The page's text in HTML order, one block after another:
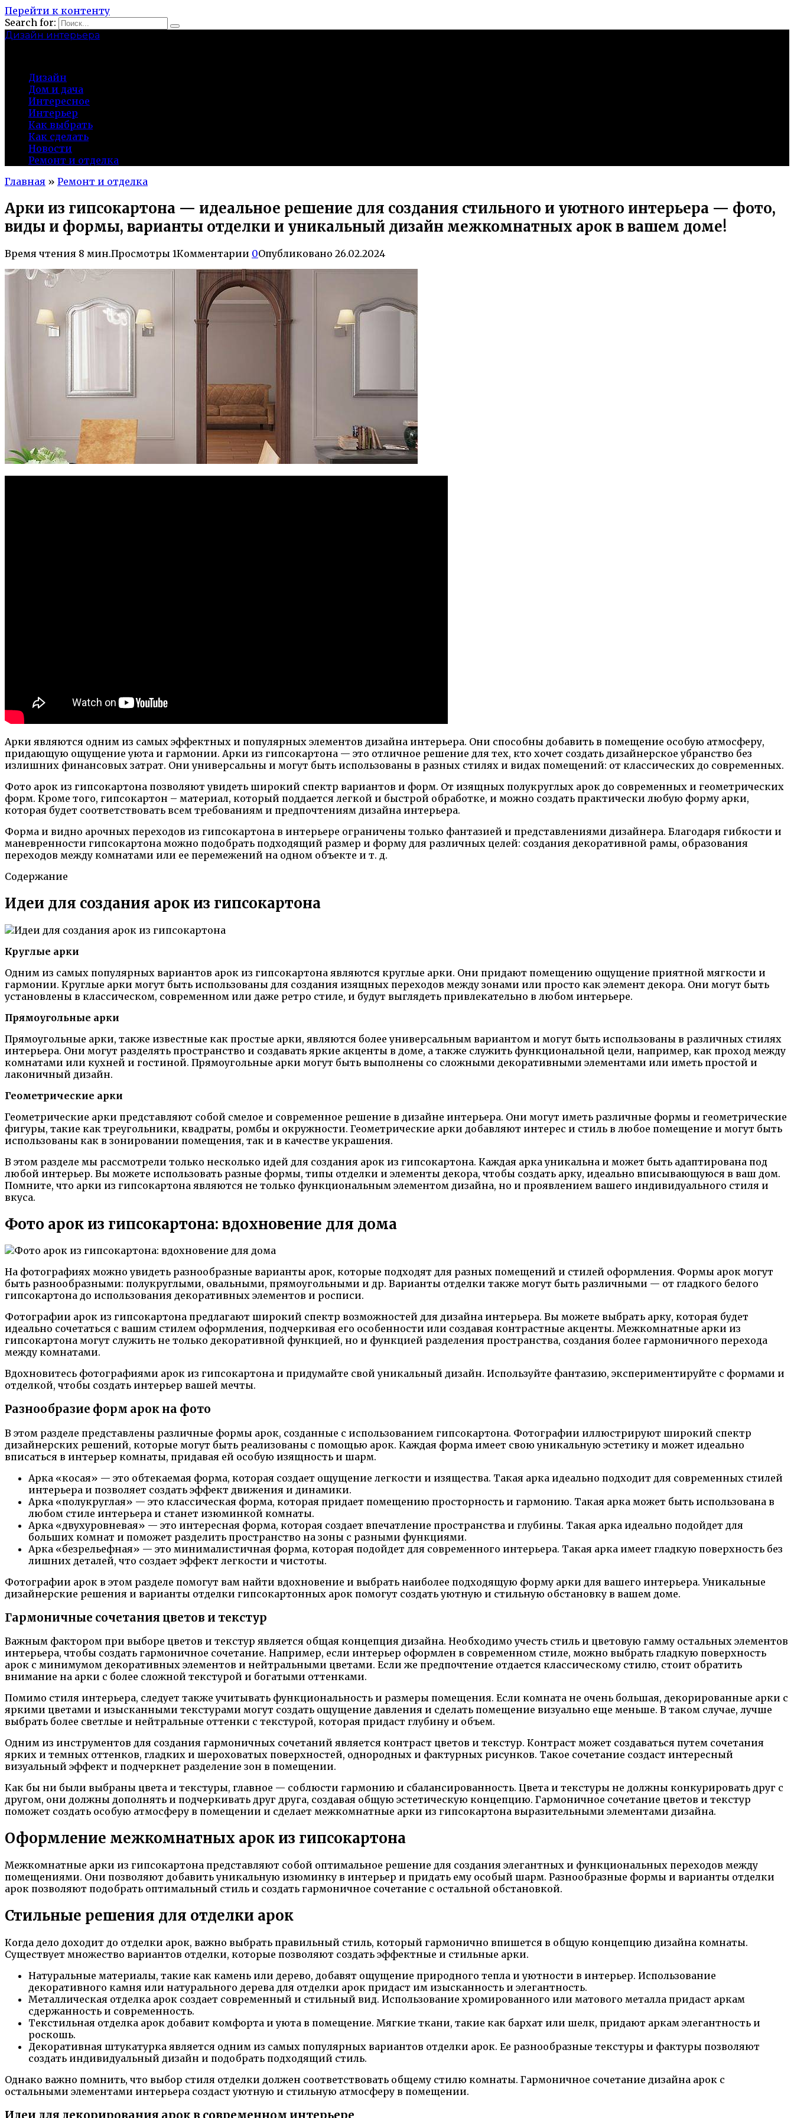
Перейти к контенту
Search for:
Дизайн интерьера
Дизайн
Дом и дача
Интересное
Интерьер
Как выбрать
Как сделать
Новости
Ремонт и отделка
Главная » Ремонт и отделка
Арки из гипсокартона — идеальное решение для создания стильного и уютного интерьера — фото,
виды и формы, варианты отделки и уникальный дизайн межкомнатных арок в вашем доме!
Время чтения 8 мин.Просмотры 1Комментарии 0Опубликовано 26.02.2024
Арки являются одним из самых эффектных и популярных элементов дизайна интерьера. Они способны добавить в помещение особую атмосферу,
придающую ощущение уюта и гармонии. Арки из гипсокартона — это отличное решение для тех, кто хочет создать дизайнерское убранство без
излишних финансовых затрат. Они универсальны и могут быть использованы в разных стилях и видах помещений: от классических до современных.
Фото арок из гипсокартона позволяют увидеть широкий спектр вариантов и форм. От изящных полукруглых арок до современных и геометрических
форм. Кроме того, гипсокартон – материал, который поддается легкой и быстрой обработке, и можно создать практически любую форму арки,
которая будет соответствовать всем требованиям и предпочтениям дизайна интерьера.
Форма и видно арочных переходов из гипсокартона в интерьере ограничены только фантазией и представлениями дизайнера. Благодаря гибкости и
маневренности гипсокартона можно подобрать подходящий размер и форму для различных целей: создания декоративной рамы, образования
переходов между комнатами или ее перемежений на одном объекте и т. д.
Содержание
Идеи для создания арок из гипсокартона
Круглые арки
Одним из самых популярных вариантов арок из гипсокартона являются круглые арки. Они придают помещению ощущение приятной мягкости и
гармонии. Круглые арки могут быть использованы для создания изящных переходов между зонами или просто как элемент декора. Они могут быть
установлены в классическом, современном или даже ретро стиле, и будут выглядеть привлекательно в любом интерьере.
Прямоугольные арки
Прямоугольные арки, также известные как простые арки, являются более универсальным вариантом и могут быть использованы в различных стилях
интерьера. Они могут разделять пространство и создавать яркие акценты в доме, а также служить функциональной цели, например, как проход между
комнатами или кухней и гостиной. Прямоугольные арки могут быть выполнены со сложными декоративными элементами или иметь простой и
лаконичный дизайн.
Геометрические арки
Геометрические арки представляют собой смелое и современное решение в дизайне интерьера. Они могут иметь различные формы и геометрические
фигуры, такие как треугольники, квадраты, ромбы и окружности. Геометрические арки добавляют интерес и стиль в любое помещение и могут быть
использованы как в зонировании помещения, так и в качестве украшения.
В этом разделе мы рассмотрели только несколько идей для создания арок из гипсокартона. Каждая арка уникальна и может быть адаптирована под
любой интерьер. Вы можете использовать разные формы, типы отделки и элементы декора, чтобы создать арку, идеально вписывающуюся в ваш дом.
Помните, что арки из гипсокартона являются не только функциональным элементом дизайна, но и проявлением вашего индивидуального стиля и
вкуса.
Фото арок из гипсокартона: вдохновение для дома
На фотографиях можно увидеть разнообразные варианты арок, которые подходят для разных помещений и стилей оформления. Формы арок могут
быть разнообразными: полукруглыми, овальными, прямоугольными и др. Варианты отделки также могут быть различными — от гладкого белого
гипсокартона до использования декоративных элементов и росписи.
Фотографии арок из гипсокартона предлагают широкий спектр возможностей для дизайна интерьера. Вы можете выбрать арку, которая будет
идеально сочетаться с вашим стилем оформления, подчеркивая его особенности или создавая контрастные акценты. Межкомнатные арки из
гипсокартона могут служить не только декоративной функцией, но и функцией разделения пространства, создания более гармоничного перехода
между комнатами.
Вдохновитесь фотографиями арок из гипсокартона и придумайте свой уникальный дизайн. Используйте фантазию, экспериментируйте с формами и
отделкой, чтобы создать интерьер вашей мечты.
Разнообразие форм арок на фото
В этом разделе представлены различные формы арок, созданные с использованием гипсокартона. Фотографии иллюстрируют широкий спектр
дизайнерских решений, которые могут быть реализованы с помощью арок. Каждая форма имеет свою уникальную эстетику и может идеально
вписаться в интерьер комнаты, придавая ей особую изящность и шарм.
Арка «косая» — это обтекаемая форма, которая создает ощущение легкости и изящества. Такая арка идеально подходит для современных стилей
интерьера и позволяет создать эффект движения и динамики.
Арка «полукруглая» — это классическая форма, которая придает помещению просторность и гармонию. Такая арка может быть использована в
любом стиле интерьера и станет изюминкой комнаты.
Арка «двухуровневая» — это интересная форма, которая создает впечатление пространства и глубины. Такая арка идеально подойдет для
больших комнат и поможет разделить пространство на зоны с разными функциями.
Арка «безрельефная» — это минималистичная форма, которая подойдет для современного интерьера. Такая арка имеет гладкую поверхность без
лишних деталей, что создает эффект легкости и чистоты.
Фотографии арок в этом разделе помогут вам найти вдохновение и выбрать наиболее подходящую форму арки для вашего интерьера. Уникальные
дизайнерские решения и варианты отделки гипсокартонных арок помогут создать уютную и стильную обстановку в вашем доме.
Гармоничные сочетания цветов и текстур
Важным фактором при выборе цветов и текстур является общая концепция дизайна. Необходимо учесть стиль и цветовую гамму остальных элементов
интерьера, чтобы создать гармоничное сочетание. Например, если интерьер оформлен в современном стиле, можно выбрать гладкую поверхность
арок с минимумом декоративных элементов и нейтральными цветами. Если же предпочтение отдается классическому стилю, стоит обратить
внимание на арки с более сложной текстурой и богатыми оттенками.
Помимо стиля интерьера, следует также учитывать функциональность и размеры помещения. Если комната не очень большая, декорированные арки с
яркими цветами и изысканными текстурами могут создать ощущение давления и сделать помещение визуально еще меньше. В таком случае, лучше
выбрать более светлые и нейтральные оттенки с текстурой, которая придаст глубину и объем.
Одним из инструментов для создания гармоничных сочетаний является контраст цветов и текстур. Контраст может создаваться путем сочетания
ярких и темных оттенков, гладких и шероховатых поверхностей, однородных и фактурных рисунков. Такое сочетание создаст интересный
визуальный эффект и подчеркнет разделение зон в помещении.
Как бы ни были выбраны цвета и текстуры, главное — соблюсти гармонию и сбалансированность. Цвета и текстуры не должны конкурировать друг с
другом, они должны дополнять и подчеркивать друг друга, создавая общую эстетическую концепцию. Гармоничное сочетание цветов и текстур
поможет создать особую атмосферу в помещении и сделает межкомнатные арки из гипсокартона выразительными элементами дизайна.
Оформление межкомнатных арок из гипсокартона
Межкомнатные арки из гипсокартона представляют собой оптимальное решение для создания элегантных и функциональных переходов между
помещениями. Они позволяют добавить уникальную изюминку в интерьер и придать ему особый шарм. Разнообразные формы и варианты отделки
арок позволяют подобрать оптимальный стиль и создать гармоничное сочетание с остальной обстановкой.
Стильные решения для отделки арок
Когда дело доходит до отделки арок, важно выбрать правильный стиль, который гармонично впишется в общую концепцию дизайна комнаты.
Существует множество вариантов отделки, которые позволяют создать эффектные и стильные арки.
Натуральные материалы, такие как камень или дерево, добавят ощущение природного тепла и уютности в интерьер. Использование
декоративного камня или натурального дерева для отделки арок придаст им изысканность и элегантность.
Металлическая отделка арок создает современный и стильный вид. Использование хромированного или матового металла придаст аркам
сдержанность и современность.
Текстильная отделка арок добавит комфорта и уюта в помещение. Мягкие ткани, такие как бархат или шелк, придают аркам элегантность и
роскошь.
Декоративная штукатурка является одним из самых популярных вариантов отделки арок. Ее разнообразные текстуры и фактуры позволяют
создать индивидуальный дизайн и подобрать подходящий стиль.
Однако важно помнить, что выбор стиля отделки должен соответствовать общему стилю комнаты. Гармоничное сочетание дизайна арок с
остальными элементами интерьера создаст уютную и стильную атмосферу в помещении.
Идеи для декорирования арок в современном интерьере